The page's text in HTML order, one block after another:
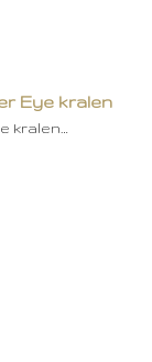
Eye kralen
kralen…